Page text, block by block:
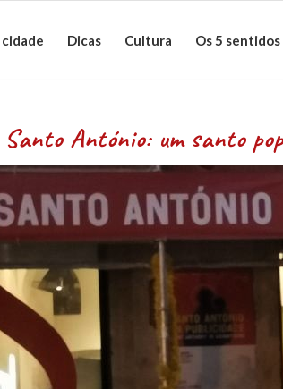
cidade Dicas Cultura Os 5 sentidos
um santo popular